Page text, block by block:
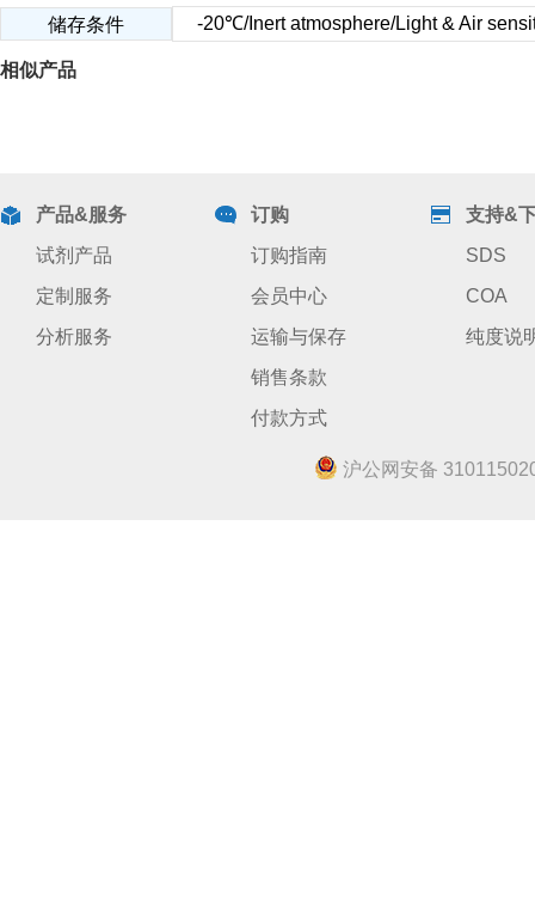
储存条件 -20℃/Inert atmosphere/Light & Air
相似产品
产品&服务
试剂产品
定制服务
分析服务
订购
订购指南
会员中心
运输与保存
销售条款
付款方式
支持&
SDS
COA
纯度说
沪公网安备